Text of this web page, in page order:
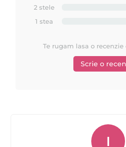
2 stele
1 stea
Te rugam lasa o recenzie
Scrie o
I